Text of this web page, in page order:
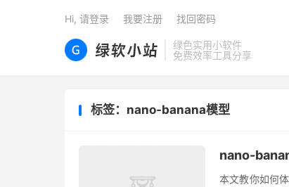
绿色实用小软件
免费效率工具分享
Hi, 请登录 我要注册 找回密码
标签：nano-banana模型
nano-
本文教你如何